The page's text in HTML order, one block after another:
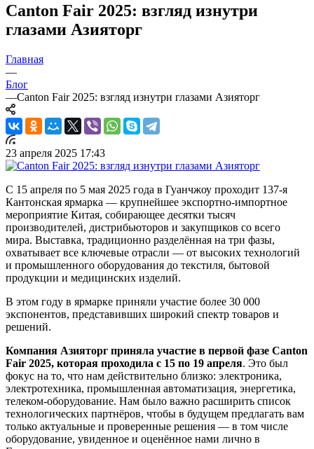
Canton Fair 2025: взгляд изнутри
глазами Азияторг​
Главная
—
Блог
—Canton Fair 2025: взгляд изнутри глазами Азияторг​
23 апреля 2025 17:43
С 15 апреля по 5 мая 2025 года в Гуанчжоу проходит 137-я
Кантонская ярмарка — крупнейшее экспортно-импортное
мероприятие Китая, собирающее десятки тысяч
производителей, дистрибьюторов и закупщиков со всего
мира. Выставка, традиционно разделённая на три фазы,
охватывает все ключевые отрасли — от высоких технологий
и промышленного оборудования до текстиля, бытовой
продукции и медицинских изделий.
В этом году в ярмарке приняли участие более 30 000
экспонентов, представивших широкий спектр товаров и
решений.
Компания Азияторг приняла участие в первой фазе Canton
Fair 2025, которая проходила с 15 по 19 апреля. Это был
фокус на то, что нам действительно близко: электроника,
электротехника, промышленная автоматизация, энергетика,
телеком-оборудование. Нам было важно расширить список
технологических партнёров, чтобы в будущем предлагать вам
только актуальные и проверенные решения — в том числе
оборудование, увиденное и оценённое нами лично в